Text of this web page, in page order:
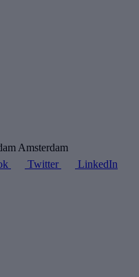
Amsterdam
Twitter LinkedIn